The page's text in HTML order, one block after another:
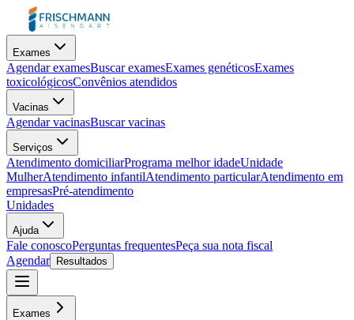
Exames
Agendar examesBuscar examesExames genéticosExames
toxicológicosConvênios atendidos
Vacinas
Agendar vacinasBuscar vacinas
Serviços
Atendimento domiciliarPrograma melhor idadeUnidade
MulherAtendimento infantilAtendimento particularAtendimento em
empresasPré-atendimento
Unidades
Ajuda
Fale conoscoPerguntas frequentesPeça sua nota fiscal
Agendar
Resultados
Exames